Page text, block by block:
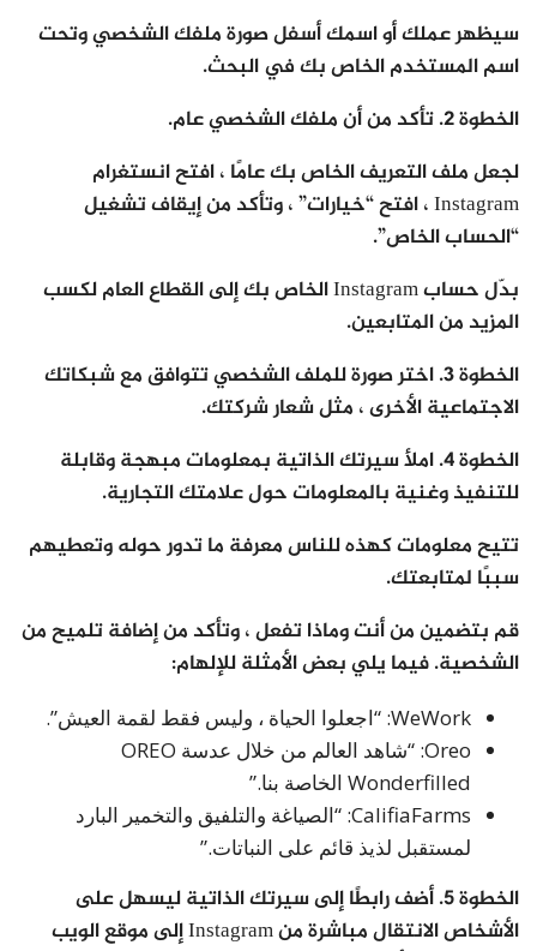
سيظهر عملك أو اسمك أسفل صورة ملفك الشخصي وتحت
اسم المستخدم الخاص بك في البحث.
الخطوة 2. تأكد من أن ملفك الشخصي عام.
لجعل ملف التعريف الخاص بك عامًا ، افتح انستغرام
Instagram ، افتح “خيارات” ، وتأكد من إيقاف تشغيل
“الحساب الخاص”.
بدّل حساب Instagram الخاص بك إلى القطاع العام لكسب
المزيد من المتابعين.
الخطوة 3. اختر صورة للملف الشخصي تتوافق مع شبكاتك
الاجتماعية الأخرى ، مثل شعار شركتك.
الخطوة 4. املأ سيرتك الذاتية بمعلومات مبهجة وقابلة
للتنفيذ وغنية بالمعلومات حول علامتك التجارية.
تتيح معلومات كهذه للناس معرفة ما تدور حوله وتعطيهم
سببًا لمتابعتك.
قم بتضمين من أنت وماذا تفعل ، وتأكد من إضافة تلميح من
الشخصية. فيما يلي بعض الأمثلة للإلهام:
WeWork: “اجعلوا الحياة ، وليس فقط لقمة العيش”.
Oreo: “شاهد العالم من خلال عدسة OREO
Wonderfilled الخاصة بنا.”
CalifiaFarms: “الصياغة والتلفيق والتخمير البارد
لمستقبل لذيذ قائم على النباتات.”
الخطوة 5. أضف رابطًا إلى سيرتك الذاتية ليسهل على
الأشخاص الانتقال مباشرة من Instagram إلى موقع الويب